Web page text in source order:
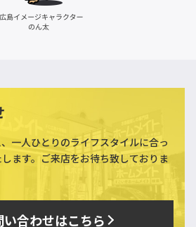
一人ひとりのライフスタイルに合っ
ます。ご来店をお待ち致しておりま
い合わせはこちら